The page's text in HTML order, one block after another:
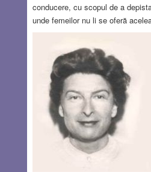
conducere, cu scopul de a
unde femeilor nu li se oferă
Dacă nu mă înșel, în Israel există
tuturor întreprinderilor să aloce un
indivizilor handicapați. Și acum
dezamăgesc cititorul care a
deja m-a catalogat ca împietrit
intelectual-social, un fel de
cineva își mai amintește de acest
serial de pe vremuri).
Read
MAR 1, 2018